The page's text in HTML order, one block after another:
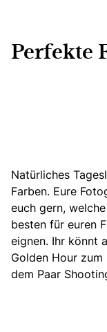
Perfekte
Natürliches
Farben. Eure
euch gern,
besten für euren
eignen. Ihr könnt
Golden Hour
dem Paar